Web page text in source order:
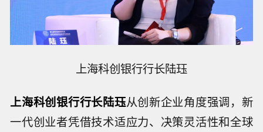
上海科创银行行长陆珏
上海科创银行行长陆珏从创新企业角度强调，新
一代创业者凭借技术适应力、决策灵活性和全球